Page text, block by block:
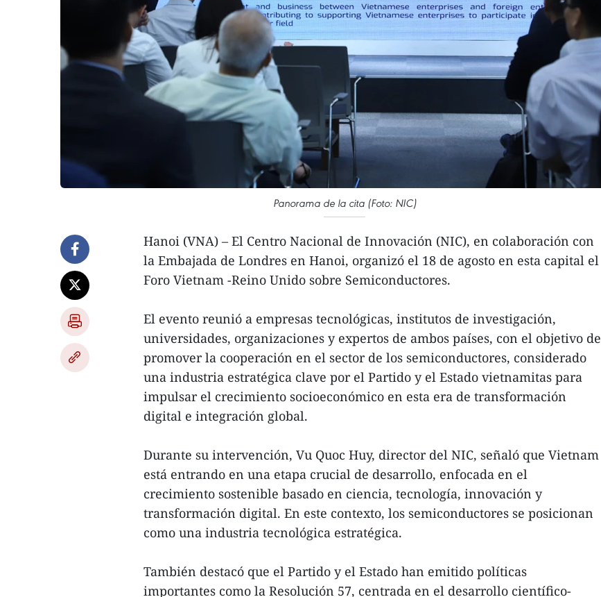
Panorama de la cita (Foto: NIC)
Hanoi (VNA) – El Centro Nacional de Innovación (NIC), en colaboración con
la Embajada de Londres en Hanoi, organizó el 18 de agosto en esta capital el
Foro Vietnam -Reino Unido sobre Semiconductores.
El evento reunió a empresas tecnológicas, institutos de investigación,
universidades, organizaciones y expertos de ambos países, con el objetivo de
promover la cooperación en el sector de los semiconductores, considerado
una industria estratégica clave por el Partido y el Estado vietnamitas para
impulsar el crecimiento socioeconómico en esta era de transformación
digital e integración global.
Durante su intervención, Vu Quoc Huy, director del NIC, señaló que Vietnam
está entrando en una etapa crucial de desarrollo, enfocada en el
crecimiento sostenible basado en ciencia, tecnología, innovación y
transformación digital. En este contexto, los semiconductores se posicionan
como una industria tecnológica estratégica.
También destacó que el Partido y el Estado han emitido políticas
importantes como la Resolución 57, centrada en el desarrollo científico-